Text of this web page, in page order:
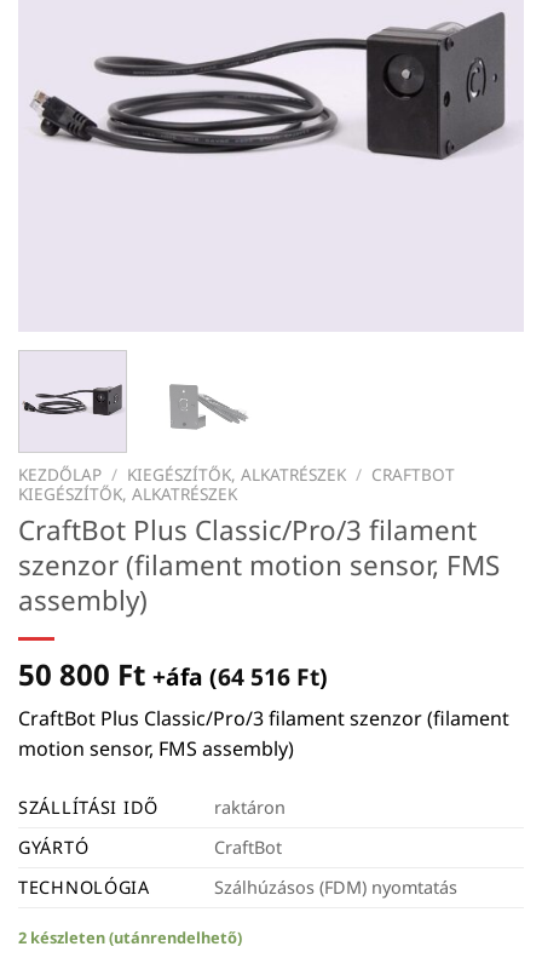
KEZDŐLAP / KIEGÉSZÍTŐK, ALKATRÉSZEK / CRAFTBOT
KIEGÉSZÍTŐK, ALKATRÉSZEK
CraftBot Plus Classic/Pro/3 filament
szenzor (filament motion sensor, FMS
assembly)
50 800 Ft +áfa (64 516 Ft)
CraftBot Plus Classic/Pro/3 filament szenzor (filament
motion sensor, FMS assembly)
SZÁLLÍTÁSI IDŐ
raktáron
GYÁRTÓ
CraftBot
TECHNOLÓGIA
Szálhúzásos (FDM) nyomtatás
2 készleten (utánrendelhető)